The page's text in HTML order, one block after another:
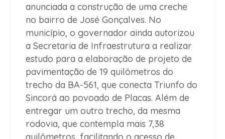
anunciada a construção de uma creche
no bairro de José Gonçalves. No
município, o governador ainda autorizou
a Secretaria de Infraestrutura a realizar
estudo para a elaboração de projeto de
pavimentação de 19 quilômetros do
trecho da BA-561, que conecta Triunfo do
Sincorá ao povoado de Placas. Além de
entregar um outro trecho, da mesma
rodovia, que contempla mais 7,38
quilômetros, facilitando o acesso de